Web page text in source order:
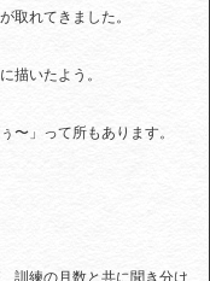
取れてきました。
描いたよう。
〜」って所もあります。
訓練の月数と共に聞き分け